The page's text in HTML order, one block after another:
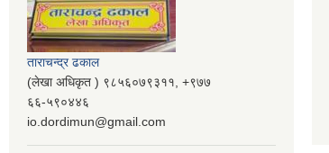
ताराचन्द्र ढकाल
(लेखा अधिकृत ) ९८५६०७९३११, ‌‍‍+९७७
६६-५९०४४६
io.dordimun@gmail.com